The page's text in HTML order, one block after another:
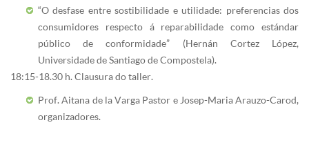
“O desfase entre sostibilidade e utilidade: preferencias dos
consumidores respecto á reparabilidade como estándar
público de conformidade” (Hernán Cortez López,
Universidade de Santiago de Compostela).
18:15-18.30 h. Clausura do taller.
Prof. Aitana de la Varga Pastor e Josep-Maria Arauzo-Carod,
organizadores.